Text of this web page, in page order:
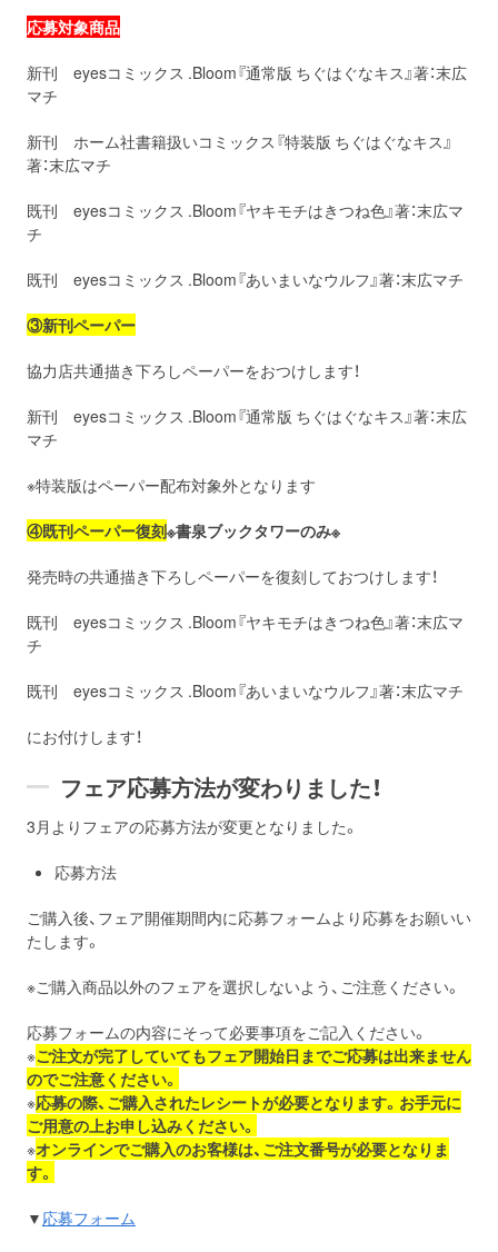
応募対象商品
新刊 eyesコミックス .Bloom『通常版 ちぐはぐなキス』著：末広
マチ
新刊 ホーム社書籍扱いコミックス『特装版 ちぐはぐなキス』
著：末広マチ
既刊 eyesコミックス .Bloom『ヤキモチはきつね色』著：末広マ
チ
既刊 eyesコミックス .Bloom『あいまいなウルフ』著：末広マチ
③新刊ペーパー
協力店共通描き下ろしペーパーをおつけします！
新刊 eyesコミックス .Bloom『通常版 ちぐはぐなキス』著：末広
マチ
※特装版はペーパー配布対象外となります
④既刊ペーパー復刻※書泉ブックタワーのみ※
発売時の共通描き下ろしペーパーを復刻しておつけします！
既刊 eyesコミックス .Bloom『ヤキモチはきつね色』著：末広マ
チ
既刊 eyesコミックス .Bloom『あいまいなウルフ』著：末広マチ
にお付けします！
フェア応募方法が変わりました！
3月よりフェアの応募方法が変更となりました。
応募方法
ご購入後、フェア開催期間内に応募フォームより応募をお願いい
たします。
※ご購入商品以外のフェアを選択しないよう、ご注意ください。
応募フォームの内容にそって必要事項をご記入ください。
※ご注文が完了していてもフェア開始日までご応募は出来ません
のでご注意ください。
※応募の際、ご購入されたレシートが必要となります。お手元に
ご用意の上お申し込みください。
※オンラインでご購入のお客様は、ご注文番号が必要となりま
す。
▼ 応募フォーム